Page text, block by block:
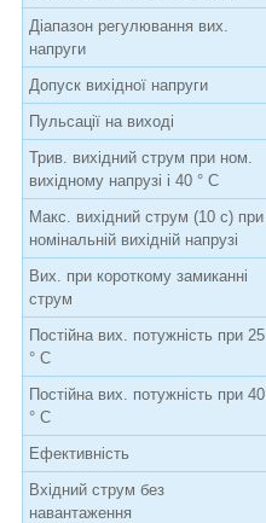
Діапазон регулювання вих.
напруги
Допуск вихідної напруги
Пульсації на виході
Трив. вихідний струм при ном.
вихідному напрузі і 40 ° C
Макс. вихідний струм (10 с) при
номінальній вихідній напрузі
Вих. при короткому замиканні
струм
Постійна вих. потужність при 25
° C
Постійна вих. потужність при 40
° C
Ефективність
Вхідний струм без
навантаження